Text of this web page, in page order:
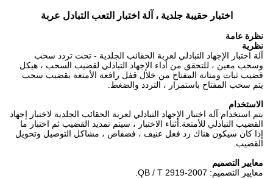
اختبار حقيبة جلدية ، آلة اختبار التعب التبادل عربة
نظرة عامة
نظرية
آلة اختبار الإجهاد التبادلي لعربة الحقائب الجلدية - تحت تردد سحب
وسحب معين ، للتحقق من أداء الإجهاد التبادلي لقضيب السحب ، هيكل
قضيب ثبات ومتانة المفتاح من خلال قفل رافعة الأمتعة بقضيب سحب
يتم سحب المفتاح باستمرار ، التردد والضغط.
الاستخدام
يتم استخدام آلة اختبار الإجهاد التبادلي لعربة الحقائب الجلدية لاختبار إجهاد
القضيب التبادلي للأمتعة.أثناء الاختبار ، سيتم تمديد القضيب ثم اختبار ما
إذا كان سيكون هناك رد فعل عنيف ، فضفاض ، مشاكل التوصيل وتحويل
القضيب.
معايير التصميم
معايير التصميم: QB / T 2919-2007.